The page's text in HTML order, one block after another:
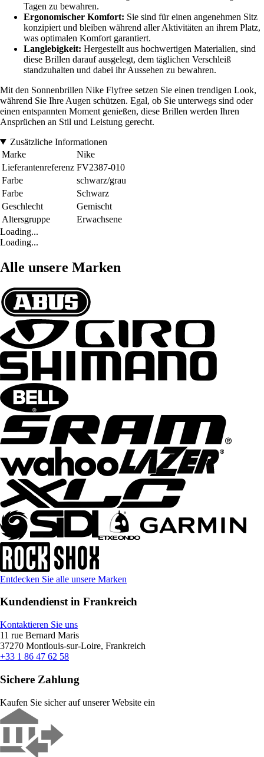
Tagen zu bewahren.
Ergonomischer Komfort: Sie sind für einen angenehmen Sitz
konzipiert und bleiben während aller Aktivitäten an ihrem Platz,
was optimalen Komfort garantiert.
Langlebigkeit: Hergestellt aus hochwertigen Materialien, sind
diese Brillen darauf ausgelegt, dem täglichen Verschleiß
standzuhalten und dabei ihr Aussehen zu bewahren.
Mit den Sonnenbrillen Nike Flyfree setzen Sie einen trendigen Look,
während Sie Ihre Augen schützen. Egal, ob Sie unterwegs sind oder
einen entspannten Moment genießen, diese Brillen werden Ihren
Ansprüchen an Stil und Leistung gerecht.
Zusätzliche Informationen
Marke
Nike
Lieferantenreferenz FV2387-010
Farbe
schwarz/grau
Farbe
Schwarz
Geschlecht
Gemischt
Altersgruppe
Erwachsene
Loading...
Loading...
Alle unsere Marken
Entdecken Sie alle unsere Marken
Kundendienst in Frankreich
Kontaktieren Sie uns
11 rue Bernard Maris
37270 Montlouis-sur-Loire, Frankreich
+33 1 86 47 62 58
Sichere Zahlung
Kaufen Sie sicher auf unserer Website ein